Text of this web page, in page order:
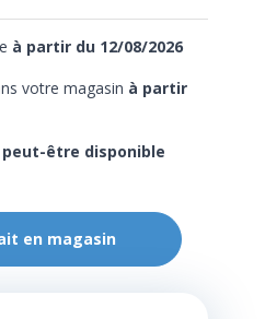
votre magasin à partir
à partir du 12/08/2026
être disponible
en magasin